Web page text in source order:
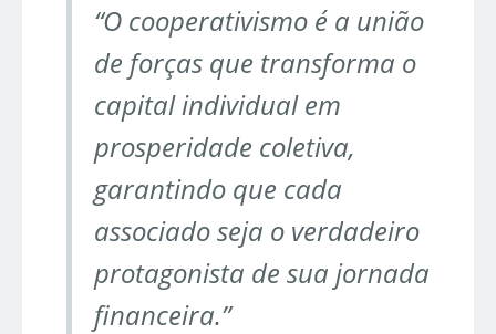
“O cooperativismo é a união
de forças que transforma o
capital individual em
prosperidade coletiva,
garantindo que cada
associado seja o verdadeiro
protagonista de sua jornada
financeira.”